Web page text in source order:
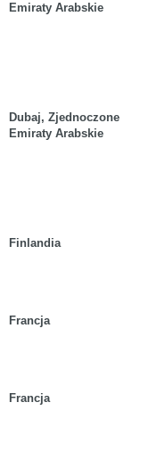
Emiraty Arabskie
Dubaj, Zjednoczone
Emiraty Arabskie
Finlandia
Francja
Francja